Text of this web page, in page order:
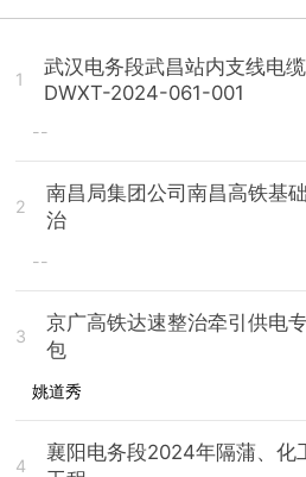
1
武汉电务段武昌站内支线电
DWXT-2024-061-001
--
2
南昌局集团公司南昌高铁基
治
--
3
京广高铁达速整治牵引供电
包
姚道秀
4
襄阳电务段2024年隔蒲、化